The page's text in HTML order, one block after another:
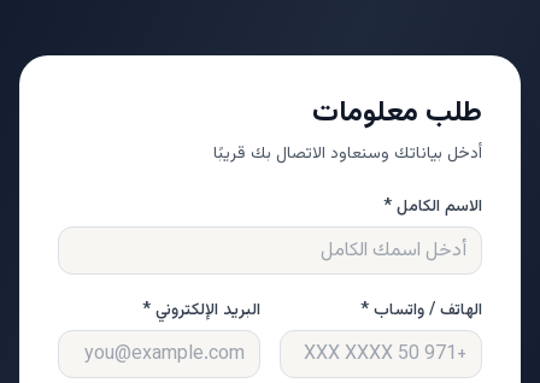
طلب معلومات
أدخل بياناتك وسنعاود الاتصال بك قريبًا
الاسم الكامل *
الهاتف / واتساب * البريد الإلكتروني *